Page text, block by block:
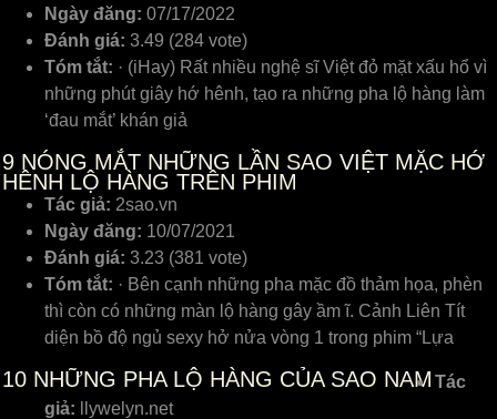
Ngày đăng: 07/17/2022
Đánh giá: 3.49 (284 vote)
Tóm tắt: · (iHay) Rất nhiều nghệ sĩ Việt đỏ mặt xấu hổ vì
những phút giây hớ hênh, tạo ra những pha lộ hàng làm
‘đau mắt’ khán giả
9 NÓNG MẮT NHỮNG LẦN SAO VIỆT MẶC HỚ
HÊNH LỘ HÀNG TRÊN PHIM
Tác giả: 2sao.vn
Ngày đăng: 10/07/2021
Đánh giá: 3.23 (381 vote)
Tóm tắt: · Bên cạnh những pha mặc đồ thảm họa, phèn
thì còn có những màn lộ hàng gây ầm ĩ. Cảnh Liên Tít
diện bồ độ ngủ sexy hở nửa vòng 1 trong phim “Lựa
10 NHỮNG PHA LỘ HÀNG CỦA SAO NAM Tác
giả: llywelyn.net